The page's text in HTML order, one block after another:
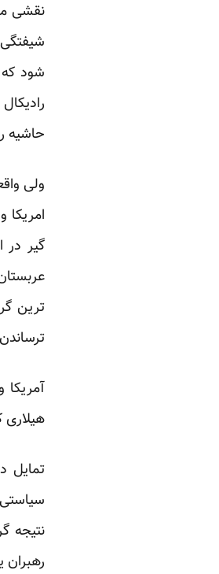
نقشی
شود که
حاشیه
ولی
گیر در
ترین
آمریکا
تمایل
نتیجه